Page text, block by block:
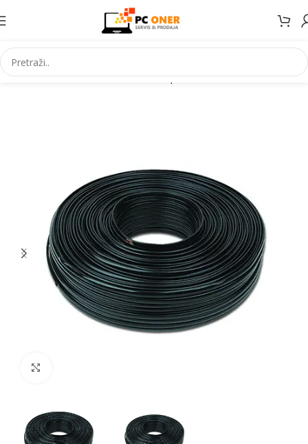
Početna Informatika Kablovi i adapteri Telefonski kablovi